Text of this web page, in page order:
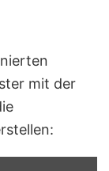
mit der